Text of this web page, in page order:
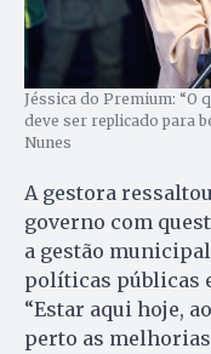
Jéssica do Premium: “O
deve ser replicado para
Nunes
A gestora
governo com
a gestão
políticas públicas
“Estar aqui hoje,
perto as melhorias